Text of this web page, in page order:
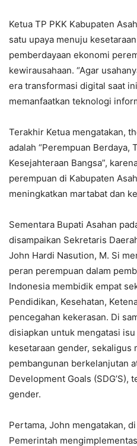
Ketua TP PKK Kabupaten
satu upaya menuju
pemberdayaan ekonomi
kewirausahaan. “Agar
era transformasi digital saat
memanfaatkan teknologi
Terakhir Ketua mengatakan,
adalah “Perempuan Berdaya,
Kesejahteraan Bangsa”,
perempuan di Kabupaten
meningkatkan martabat dan
Sementara Bupati Asahan
disampaikan Sekretaris
John Hardi Nasution, M. Si
peran perempuan dalam
Indonesia membidik empat
Pendidikan, Kesehatan,
pencegahan kekerasan. Di
disiapkan untuk mengatasi
kesetaraan gender, sekaligus
pembangunan berkelanjutan
Development Goals (SDG’S),
gender.
Pertama, John mengatakan,
Pemerintah